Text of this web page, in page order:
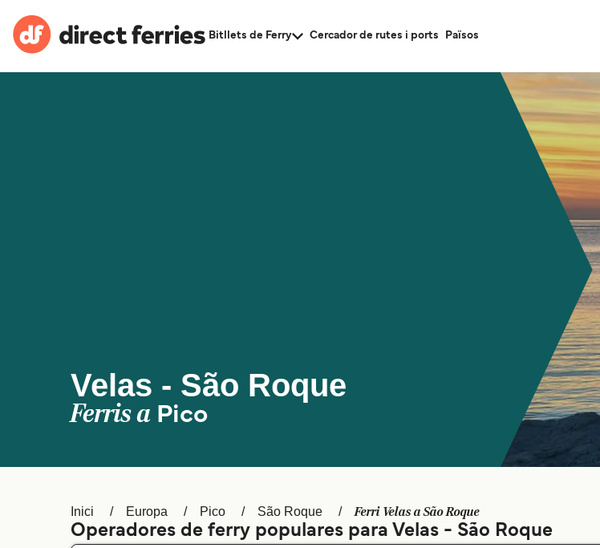
Bitllets de Ferry Cercador de rutes i ports Països
Velas - São Roque
Ferris a Pico
Inici Europa Pico São Roque Ferri Velas a São Roque
Operadores de ferry populares para Velas - São Roque